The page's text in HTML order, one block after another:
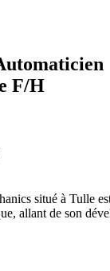
F/H
situé à Tulle
allant de son